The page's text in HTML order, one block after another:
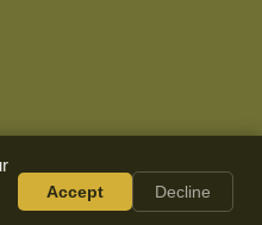
Accept Decline